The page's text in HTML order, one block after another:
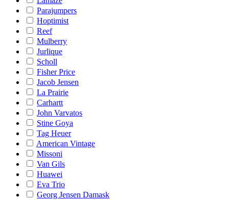
Parajumpers
Hoptimist
Reef
Mulberry
Jurlique
Scholl
Fisher Price
Jacob Jensen
La Prairie
Carhartt
John Varvatos
Stine Goya
Tag Heuer
American Vintage
Missoni
Van Gils
Huawei
Eva Trio
Georg Jensen Damask